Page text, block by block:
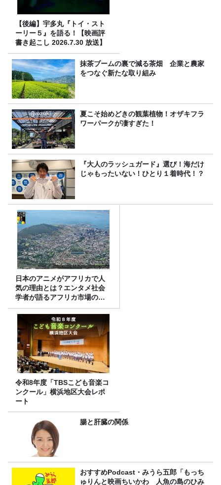
【後編】宇多丸『トイ・スト
ーリー５』を語る！【映画評
書き起こし 2026.7.30 放送】
抹茶ブームの裏で減る茶畑 企業と農家
をつなぐ新たな取り組み
夏こそ始めどきの観葉植物！オザキフラ
ワーパークが凄すぎた！
『大人のラッシュガード』選び！海だけ
じゃもったいない！ひとり１着時代！？
日本のアニメがアフリカで人
気の理由とは？エンタメ社会
学者が語るアフリカ市場のリ
アル
令和8年度「TBSこども音楽コ
ンクール」横浜地区大会レポ
ート
腸と肝臓の関係
おすすめPodcast・みうら五郎「もっち
ゅりんと映画ちいかわ 人魚の島のひみ